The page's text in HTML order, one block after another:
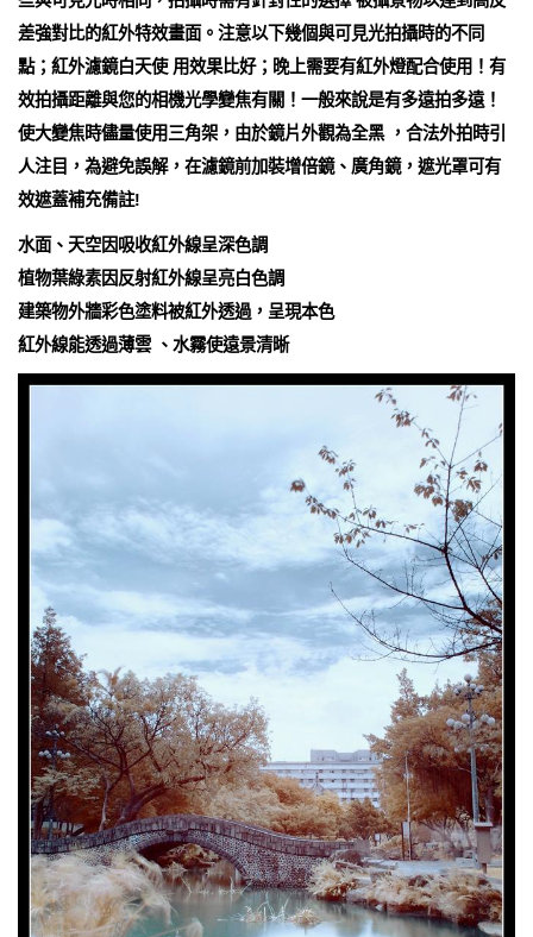
差強對比的紅外特效畫面。注意以下幾個與可見光拍攝時的不同
點；紅外濾鏡白天使 用效果比好；晚上需要有紅外燈配合使用！有
效拍攝距離與您的相機光學變焦有關！一般來說是有多遠拍多遠！
使大變焦時儘量使用三角架，由於鏡片外觀為全黑 ，合法外拍時引
人注目，為避免誤解，在濾鏡前加裝增倍鏡、廣角鏡，遮光罩可有
效遮蓋補充備註!
水面、天空因吸收紅外線呈深色調
植物葉綠素因反射紅外線呈亮白色調
建築物外牆彩色塗料被紅外透過，呈現本色
紅外線能透過薄雲 、水霧使遠景清晰